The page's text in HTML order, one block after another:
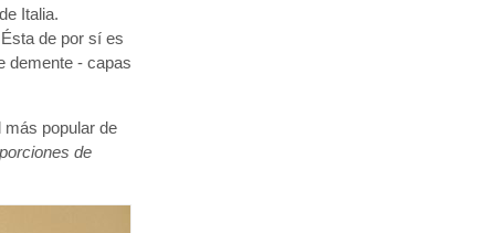
Italia.
de por sí es
demente - capas
más popular de
de